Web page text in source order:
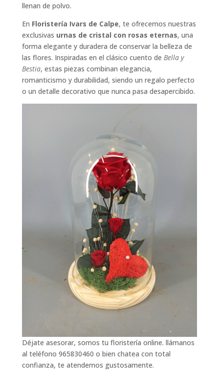
llenan de polvo.
En Floristería Ivars de Calpe, te ofrecemos nuestras
exclusivas urnas de cristal con rosas eternas, una
forma elegante y duradera de conservar la belleza de
las flores. Inspiradas en el clásico cuento de Bella y
Bestia, estas piezas combinan elegancia,
romanticismo y durabilidad, siendo un regalo perfecto
o un detalle decorativo que nunca pasa desapercibido.
Déjate asesorar, somos tu floristería online. llámanos
al teléfono 965830460 o bien chatea con total
confianza, te atendemos gustosamente.